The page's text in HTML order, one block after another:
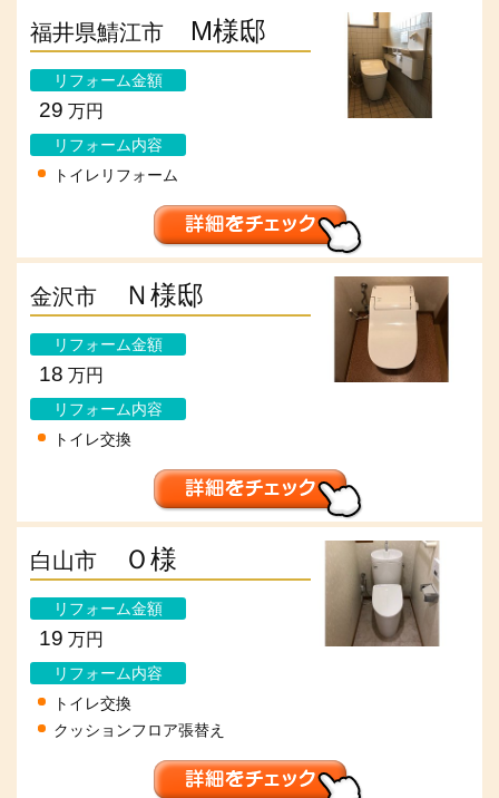
福井県鯖江市 M様邸
リフォーム金額
29 万円
リフォーム内容
トイレリフォーム
金沢市 Ｎ様邸
リフォーム金額
18 万円
リフォーム内容
トイレ交換
白山市 Ｏ様
リフォーム金額
19 万円
リフォーム内容
トイレ交換
クッションフロア張替え